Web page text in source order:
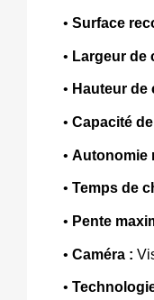
• Surface
• Largeur de
• Hauteur de
• Capacité
• Autonomie
• Temps de
• Pente
• Caméra :
•